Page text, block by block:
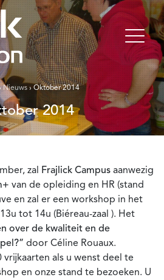
Nieuws› Oktober 2014
2014
zal Frajlick Campus aanwezig
van de opleiding en HR (stand
en zal er een workshop in het
tot 14u (Biéreau-zaal ). Het
over de kwaliteit en de
door Céline Rouaux.
als u wenst deel te
en onze stand te bezoeken. U